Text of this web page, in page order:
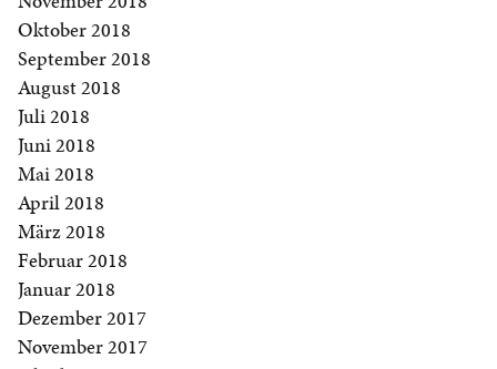
Oktober 2018
September 2018
August 2018
Juli 2018
Juni 2018
Mai 2018
April 2018
März 2018
Februar 2018
Januar 2018
Dezember 2017
November 2017